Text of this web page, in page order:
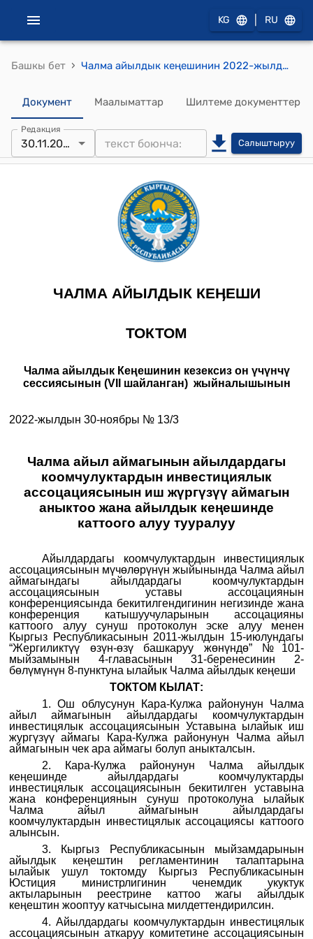
KG RU
Башкы бет › Чалма айылдык кеңешинин 2022-жылдын 30-ноябрындагы № 13/3 "Чалма айыл аймагынын айылдардагы коомчулуктардын инвестициялык ассоцациясынын иш жүргүзүү аймагын аныктоо жана айылдык кеңешинде каттоого алуу тууралуу" токтому
Документ Маалыматтар Шилтеме документтер
Редакция
30.11.2022 Салыштыруу